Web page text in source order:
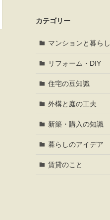
カテゴリー
マンションと暮らし
リフォーム・DIY
住宅の豆知識
外構と庭の工夫
新築・購入の知識
暮らしのアイデア
賃貸のこと